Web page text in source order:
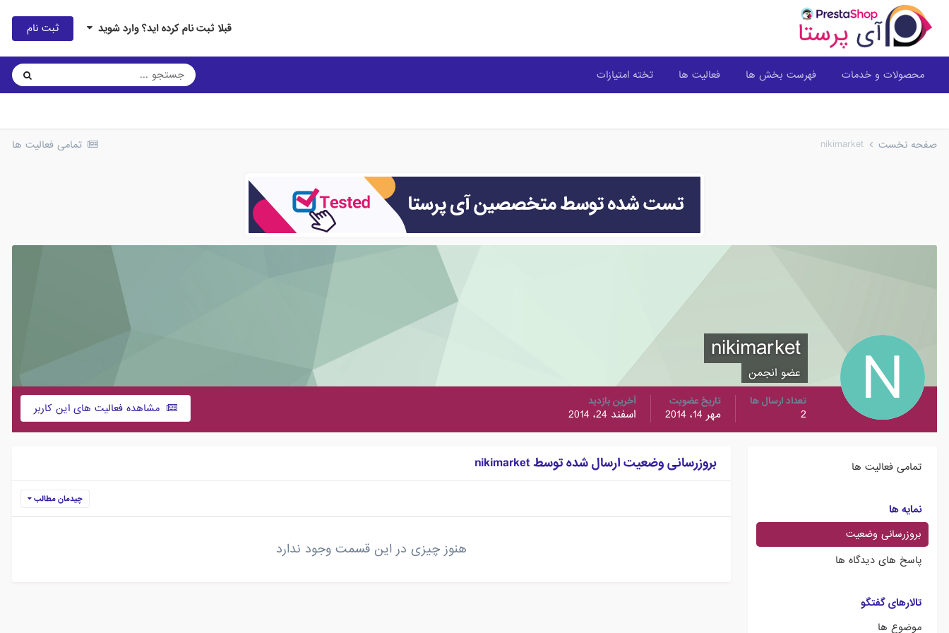
قبلا ثبت نام کرده اید؟ وارد شوید ثبت نام
محصولات و خدمات فهرست بخش ها فعالیت ها تخته امتیازات
تمامی فعالیت ها صفحه نخست nikimarket
nikimarket
عضو انجمن
مشاهده فعالیت های این کاربر تعداد ارسال ها
2
تاریخ عضویت
مهر 14، 2014
آخرین بازدید
اسفند 24، 2014
تمامی فعالیت ها
نمایه ها
بروزرسانی وضعیت
پاسخ های دیدگاه ها
تالارهای گفتگو
موضوع ها
بروزرسانی وضعیت ارسال شده توسط nikimarket
چیدمان مطالب
هنوز چیزی در این قسمت وجود ندارد